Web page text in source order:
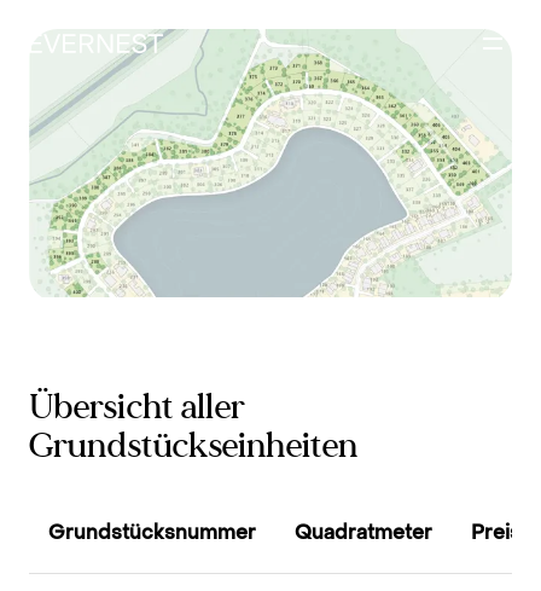
Übersicht aller
Grundstückseinheiten
Grundstücksnummer Quadratmeter Preis